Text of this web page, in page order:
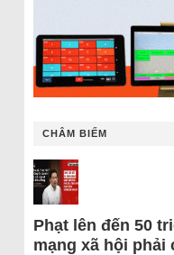
CHÂM BIẾM
Phạt lên đến 50
mạng xã hội phải